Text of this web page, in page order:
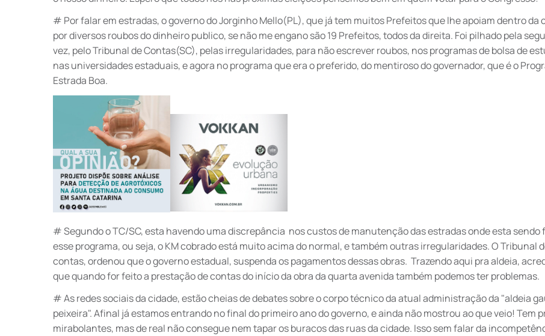
# Por falar em estradas, o governo do Jorginho Mello(PL), que já tem muitos Prefeitos que lhe apoiam dentro da
por diversos roubos do dinheiro publico, se não me engano são 19 Prefeitos, todos da direita. Foi pilhado pela
vez, pelo Tribunal de Contas(SC), pelas irregularidades, para não escrever roubos, nos programas de bolsa de
nas universidades estaduais, e agora no programa que era o preferido, do mentiroso do governador, que é o
Estrada Boa.
# Segundo o TC/SC, esta havendo uma discrepância nos custos de manutenção das estradas onde esta sendo
esse programa, ou seja, o KM cobrado está muito acima do normal, e também outras irregularidades. O Tribunal
contas, ordenou que o governo estadual, suspenda os pagamentos dessas obras. Trazendo aqui pra aldeia,
que quando for feito a prestação de contas do início da obra da quarta avenida também podemos ter problemas.
# As redes sociais da cidade, estão cheias de debates sobre o corpo técnico da atual administração da "aldeia
peixeira". Afinal já estamos entrando no final do primeiro ano do governo, e ainda não mostrou ao que veio! Tem
mirabolantes, mas de real não consegue nem tapar os buracos das ruas da cidade. Isso sem falar da